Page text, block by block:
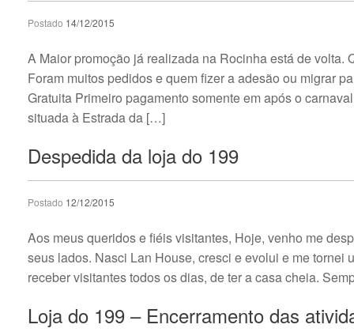
Postado 14/12/2015
A Maior promoção já realizada na Rocinha está de volta.
Foram muitos pedidos e quem fizer a adesão ou migrar
Gratuita Primeiro pagamento somente em após o
situada à Estrada da […]
Despedida da loja do 199
Postado 12/12/2015
Aos meus queridos e fiéis visitantes, Hoje, venho me
seus lados. Nasci Lan House, cresci e evolui e me tornei
receber visitantes todos os dias, de ter a casa cheia.
Loja do 199 – Encerramento das
Navegação